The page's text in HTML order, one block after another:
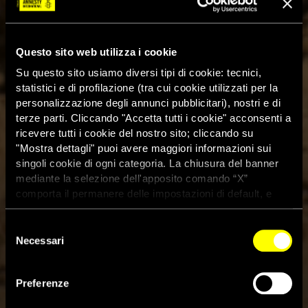
Questo sito web utilizza i cookie
Su questo sito usiamo diversi tipi di cookie: tecnici,
statistici e di profilazione (tra cui cookie utilizzati per la
personalizzazione degli annunci pubblicitari), nostri e di
terze parti. Cliccando "Accetta tutti i cookie" acconsenti a
ricevere tutti i cookie del nostro sito; cliccando su
"Mostra dettagli" puoi avere maggiori informazioni sui
singoli cookie di ogni categoria. La chiusura del banner
mediante la selezione dell'apposito comando “X”
comporta il permanere delle impostazioni di default, e
dunque la continuazione della navigazione con i cookie
dei cookie attivi sul sito clicca
delNecessari
Preferenze
Le migliori buone notizie sui